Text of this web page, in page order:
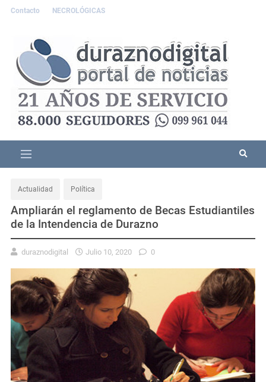
Contacto NECROLÓGICAS
Actualidad Política
Ampliarán el reglamento de Becas Estudiantiles
de la Intendencia de Durazno
duraznodigital Julio 10, 2020 0